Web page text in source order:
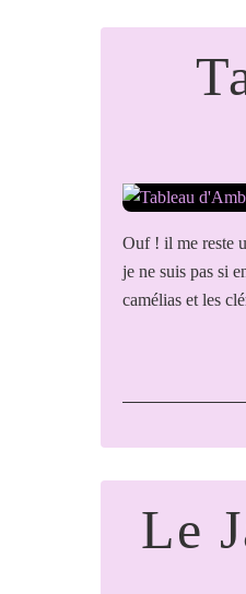
Ouf ! il me reste
je ne suis pas si
camélias et les
Le